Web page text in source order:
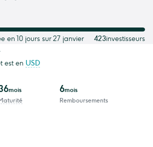
en 10 jours sur 27 janvier
423investisseurs
est en USD
mois
6mois
Remboursements